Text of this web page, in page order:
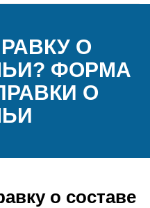
О
ФОРМА
О
о составе